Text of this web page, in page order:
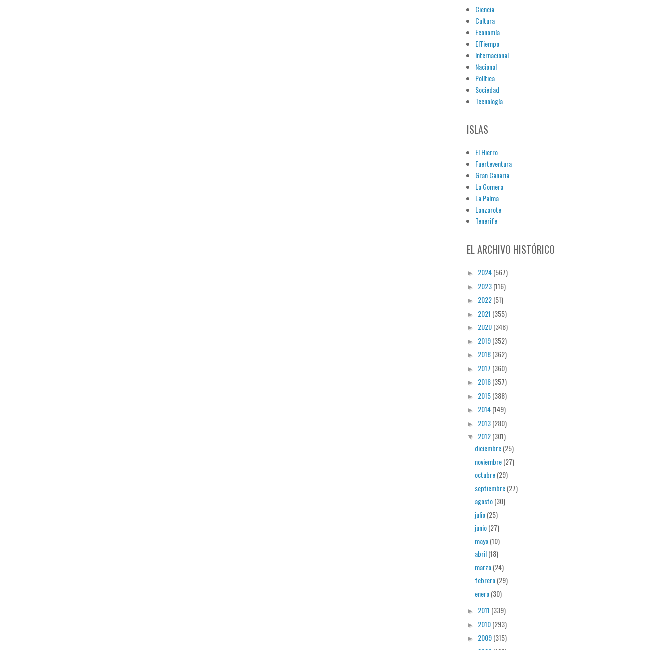
Ciencia
Cultura
Economía
ElTiempo
Internacional
Nacional
Política
Sociedad
Tecnología
ISLAS
El Hierro
Fuerteventura
Gran Canaria
La Gomera
La Palma
Lanzarote
Tenerife
EL ARCHIVO HISTÓRICO
► 2024(567)
► 2023(116)
► 2022(51)
► 2021 (355)
► 2020(348)
► 2019(352)
► 2018(362)
► 2017 (360)
► 2016(357)
► 2015(388)
► 2014(149)
► 2013(280)
▼ 2012(301)
diciembre(25)
noviembre(27)
octubre(29)
septiembre(27)
agosto(30)
julio(25)
junio(27)
mayo(10)
abril(18)
marzo(24)
febrero(29)
enero(30)
► 2011 (339)
► 2010(293)
► 2009(315)